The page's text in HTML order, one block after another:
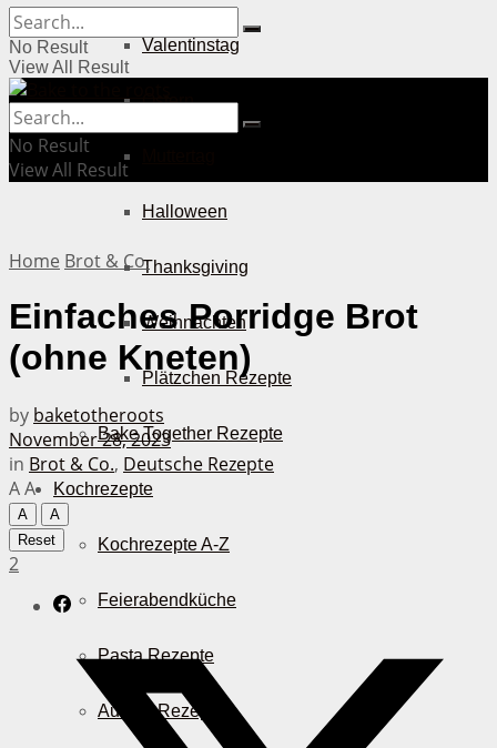
Valentinstag
Ostern
Halloween
Thanksgiving
Weihnachten
Plätzchen Rezepte
Bake Together Rezepte
Kochrezepte
Kochrezepte A-Z
Feierabendküche
Pasta Rezepte
Auflauf Rezepte
No Result
View All Result
No Result
View All Result
Home Brot & Co.
Einfaches Porridge Brot
(ohne Kneten)
by baketotheroots
November 28, 2023
in Brot & Co., Deutsche Rezepte
AA
A
A
Reset
2